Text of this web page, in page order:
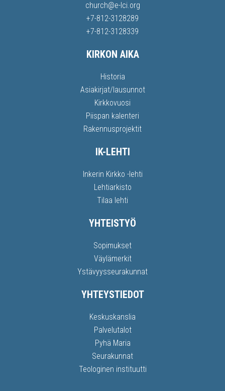
church@e-lci.org
+7-812-3128289
+7-812-3128339
KIRKON AIKA
Historia
Asiakirjat/lausunnot
Kirkkovuosi
Piispan kalenteri
Rakennusprojektit
IK-LEHTI
Inkerin Kirkko -lehti
Lehtiarkisto
Tilaa lehti
YHTEISTYÖ
Sopimukset
Väylämerkit
Ystävyysseurakunnat
YHTEYSTIEDOT
Keskuskanslia
Palvelutalot
Pyhä Maria
Seurakunnat
Teologinen instituutti